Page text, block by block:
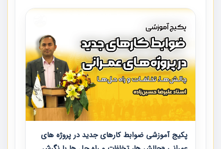
پکیج آموزشی ضوابط کارهای جدید در پروژه های